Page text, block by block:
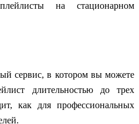
на стационарном
сервис, в котором вы можете
длительностью до трех
как для профессиональных